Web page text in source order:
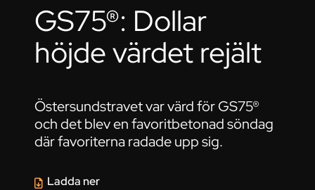
GS75®: Dollar
höjde värdet rejält
Östersundstravet var värd för GS75®
och det blev en favoritbetonad söndag
där favoriterna radade upp sig.
Ladda ner